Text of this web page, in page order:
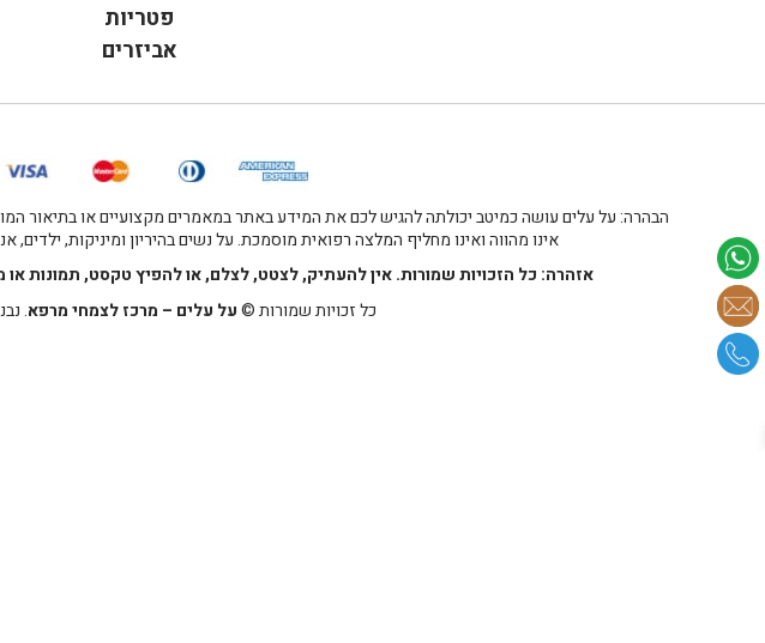
פטריות
אביזרים
הבהרה: על עלים עושה כמיטב יכולתה להגיש לכם את המידע באתר במאמרים מקצועיים או בתיאור
אינו מהווה ואינו מחליף המלצה רפואית מוסמכת. על נשים בהיריון ומיניקות,
אזהרה: כל הזכויות שמורות. אין להעתיק, לצטט, לצלם, או להפיץ טקסט, תמונות
כל זכויות שמורות ©על עלים – מרכז לצמחי מרפא.